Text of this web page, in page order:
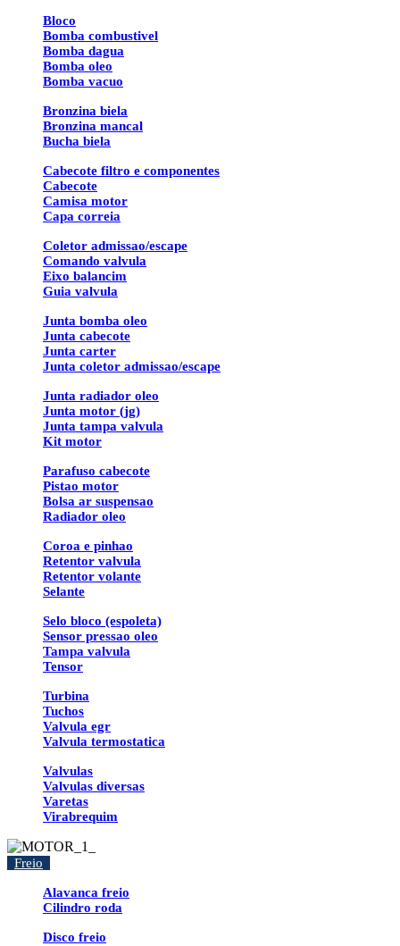
Bloco
Bomba combustivel
Bomba dagua
Bomba oleo
Bomba vacuo
Bronzina biela
Bronzina mancal
Bucha biela
Cabecote filtro e componentes
Cabecote
Camisa motor
Capa correia
Coletor admissao/escape
Comando valvula
Eixo balancim
Guia valvula
Junta bomba oleo
Junta cabecote
Junta carter
Junta coletor admissao/escape
Junta radiador oleo
Junta motor (jg)
Junta tampa valvula
Kit motor
Parafuso cabecote
Pistao motor
Bolsa ar suspensao
Radiador oleo
Coroa e pinhao
Retentor valvula
Retentor volante
Selante
Selo bloco (espoleta)
Sensor pressao oleo
Tampa valvula
Tensor
Turbina
Tuchos
Valvula egr
Valvula termostatica
Valvulas
Valvulas diversas
Varetas
Virabrequim
Freio
Alavanca freio
Cilindro roda
Disco freio